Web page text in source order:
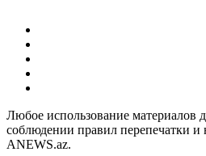
Любое использование материалов
соблюдении правил перепечатки
ANEWS.az.